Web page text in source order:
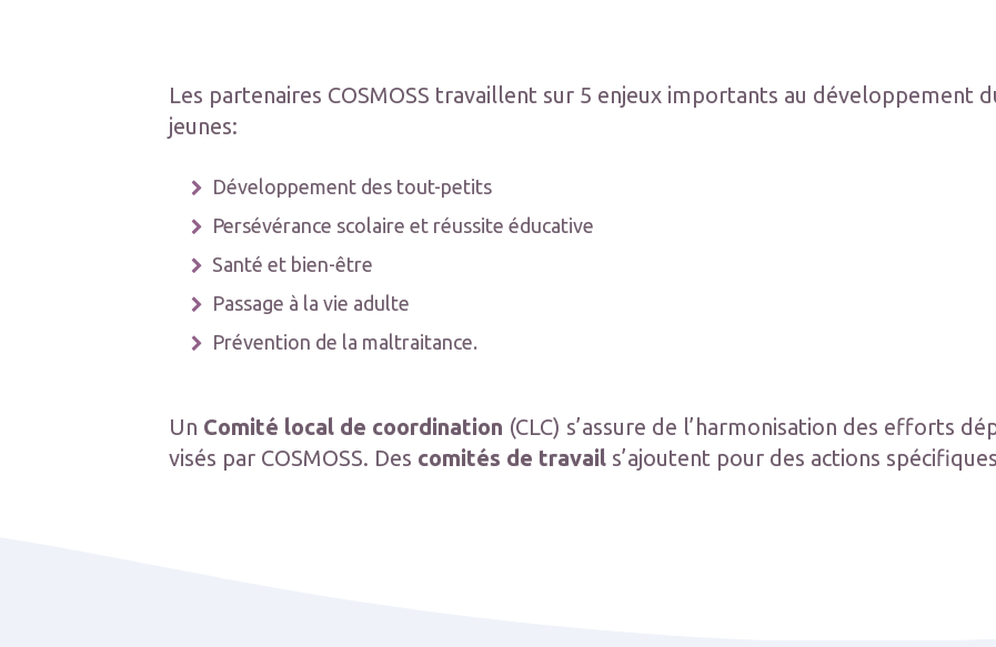
Les partenaires COSMOSS travaillent sur 5 enjeux importants au développement
jeunes:
Développement des tout-petits
Persévérance scolaire et réussite éducative
Santé et bien-être
Passage à la vie adulte
Prévention de la maltraitance.
Un Comité local de coordination (CLC) s’assure de l’harmonisation des efforts
visés par COSMOSS. Des comités de travail s’ajoutent pour des actions